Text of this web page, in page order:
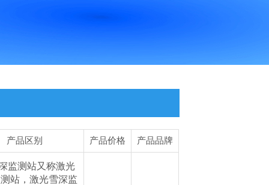
产品区别 产品价格 产品品牌
监测站又称激光
站，激光雪深监